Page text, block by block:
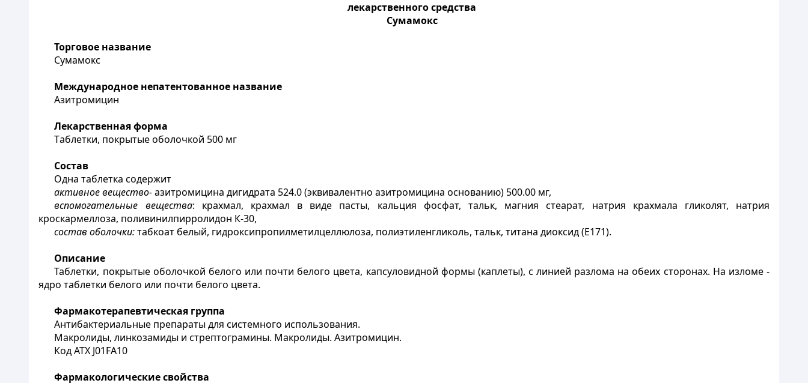
лекарственного средства
Сумамокс
Торговое название
Сумамокс
Международное непатентованное название
Азитромицин
Лекарственная форма
Таблетки, покрытые оболочкой 500 мг
Состав
Одна таблетка содержит
активное вещество- азитромицина дигидрата 524.0 (эквивалентно азитромицина основанию) 500.00 мг,
вспомогательные вещества: крахмал, крахмал в виде пасты, кальция фосфат, тальк, магния стеарат, натрия крахмала гликолят, натрия
кроскармеллоза, поливинилпирролидон К-30,
состав оболочки:табкоат белый, гидроксипропилметилцеллюлоза, полиэтиленгликоль, тальк, титана диоксид (Е171).
Описание
Таблетки, покрытые оболочкой белого или почти белого цвета, капсуловидной формы (каплеты), с линией разлома на обеих сторонах. На изломе -
ядро таблетки белого или почти белого цвета.
Фармакотерапевтическая группа
Антибактериальные препараты для системного использования.
Макролиды, линкозамиды и стрептограмины. Макролиды. Азитромицин.
Код АТХ J01FA10
Фармакологические свойства